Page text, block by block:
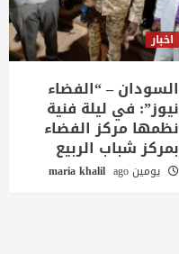
اخبار
السودان – “الفضاء
نيوز”: في ليلة فنية
نظمها مركز الفضاء
بمركز شباب الربيع
يومين ago maria khalil